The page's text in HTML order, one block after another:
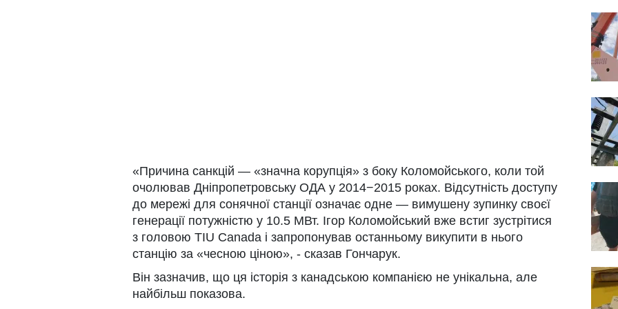
«Причина санкцій — «значна корупція» з боку Коломойського, коли той
очолював Дніпропетровську ОДА у 2014−2015 роках. Відсутність доступу
до мережі для сонячної станції означає одне — вимушену зупинку своєї
генерації потужністю у 10.5 МВт. Ігор Коломойський вже встиг зустрітися
з головою TIU Canada і запропонував останньому викупити в нього
станцію за «чесною ціною», - сказав Гончарук.
Він зазначив, що ця історія з канадською компанією не унікальна, але
найбільш показова.